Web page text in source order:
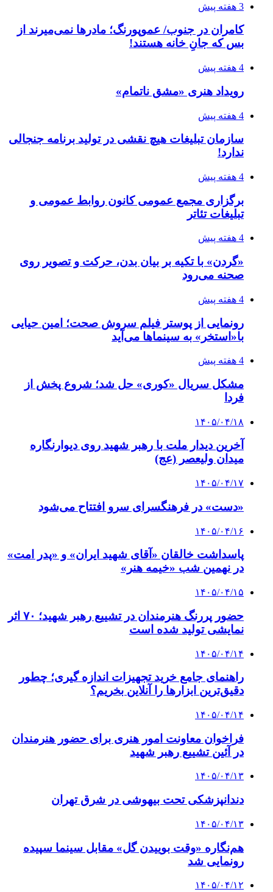
3 هفته پیش
کامران در جنوب/ عموپورنگ؛ مادرها نمی‌میرند از
بس که جانِ خانه هستند!
4 هفته پیش
رویداد هنری «مشق ناتمام»
4 هفته پیش
سازمان تبلیغات هیچ نقشی در تولید برنامه جنجالی
ندارد!
4 هفته پیش
برگزاری مجمع عمومی کانون روابط عمومی و
تبلیغات تئاتر
4 هفته پیش
«گردن» با تکیه بر بیان بدن، حرکت و تصویر روی
صحنه می‌رود
4 هفته پیش
رونمایی از پوستر فیلم سروش صحت؛ امین حیایی
با«استخر» به سینماها می‌آید
4 هفته پیش
مشکل سریال «کوری» حل شد؛ شروع پخش از
فردا
۱۴۰۵/۰۴/۱۸
آخرین دیدار ملت با رهبر شهید روی دیوارنگاره
میدان ولیعصر (عج)
۱۴۰۵/۰۴/۱۷
«دست» در فرهنگسرای سرو افتتاح می‌شود
۱۴۰۵/۰۴/۱۶
پاسداشت خالقان «آقای شهید ایران» و «پدر امت»
در نهمین شب «خیمه هنر»
۱۴۰۵/۰۴/۱۵
حضور پررنگ هنرمندان در تشییع رهبر شهید؛ ۷۰ اثر
نمایشی تولید شده است
۱۴۰۵/۰۴/۱۴
راهنمای جامع خرید تجهیزات اندازه گیری؛ چطور
دقیق‌ترین ابزارها را آنلاین بخریم؟
۱۴۰۵/۰۴/۱۴
فراخوان معاونت امور هنری برای حضور هنرمندان
در آئین تشییع رهبر شهید
۱۴۰۵/۰۴/۱۳
دندانپزشکی تحت بیهوشی در شرق تهران
۱۴۰۵/۰۴/۱۳
هم‌نگاره «وقت بوییدن گل» مقابل سینما سپیده
رونمایی شد
۱۴۰۵/۰۴/۱۲